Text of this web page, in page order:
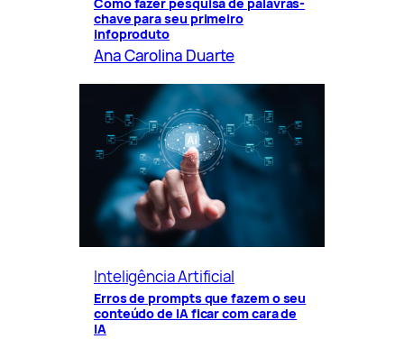
chave para seu primeiro
infoproduto
Ana Carolina Duarte
Inteligência Artificial
Erros de prompts que fazem o seu
conteúdo de IA ficar com cara de
IA